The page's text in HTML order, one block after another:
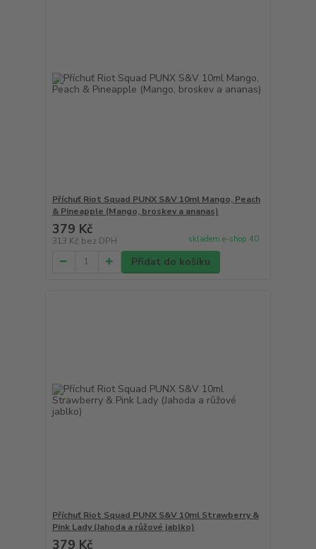
Příchuť Riot Squad PUNX S&V 10ml Mango, Peach
& Pineapple (Mango, broskev a ananas)
379 Kč
313 Kč bez DPH skladem e-shop 40
Přidat do košíku
Příchuť Riot Squad PUNX S&V 10ml Strawberry &
Pink Lady (Jahoda a růžové jablko)
379 Kč